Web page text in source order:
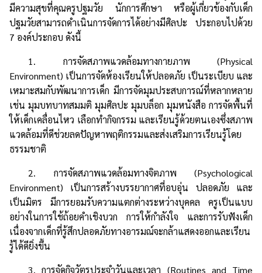
มีความสุขที่คุณครูปฐมวัย นักการศึกษา หรือผู้เกี่ยวข้องกับเด็ก
ปฐมวัยสามารถดำเนินการจัดการได้อย่างมีศิลปะ ประกอบไปด้วย
7 องค์ประกอบ ดังนี้
1. การจัดสภาพแวดล้อมทางกายภาพ (Physical
Environment) เป็นการจัดห้องเรียนให้ปลอดภัย เป็นระเบียบ และ
เหมาะสมกับพัฒนาการเด็ก มีการจัดมุมประสบการณ์ที่หลากหลาย
เช่น มุมบทบาทสมมติ มุมศิลปะ มุมบล็อก มุมหนังสือ การจัดพื้นที่
ให้เด็กเคลื่อนไหว เลือกทำกิจกรรม และเรียนรู้ด้วยตนเองซึ่งสภาพ
แวดล้อมที่ดีช่วยลดปัญหาพฤติกรรมและส่งเสริมการเรียนรู้โดย
ธรรมชาติ
2. การจัดสภาพแวดล้อมทางจิตภาพ (Psychological
Environment) เป็นการสร้างบรรยากาศที่อบอุ่น ปลอดภัย และ
เป็นมิตร มีการยอมรับความแตกต่างระหว่างบุคคล ครูเป็นแบบ
อย่างในการใช้ถ้อยคำเชิงบวก การให้กำลังใจ และการรับฟังเด็ก
เนื่องจากเด็กที่รู้สึกปลอดภัยทางอารมณ์จะกล้าแสดงออกและเรียน
รู้ได้ดียิ่งขึ้น
3. การจัดกิจวัตรประจำวันและเวลา (Routines and Time